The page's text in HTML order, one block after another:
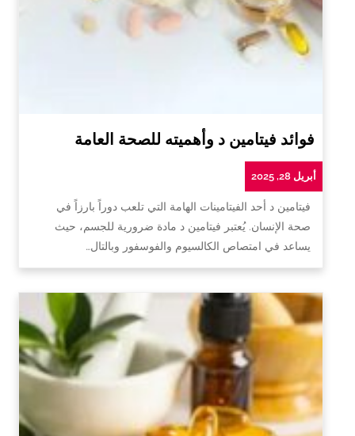
فوائد فيتامين د وأهميته للصحة العامة
أبريل 28, 2025
فيتامين د أحد الفيتامينات الهامة التي تلعب دوراً بارزاً في
صحة الإنسان. يُعتبر فيتامين د مادة ضرورية للجسم، حيث
يساعد في امتصاص الكالسيوم والفوسفور وبالتال…